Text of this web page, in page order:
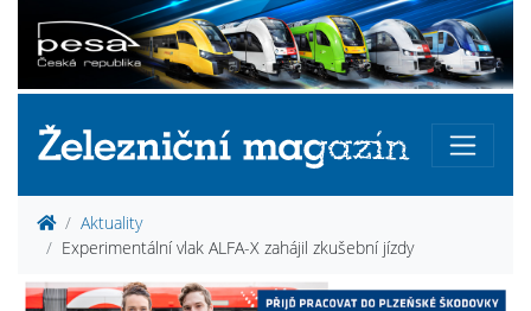
Aktuality
Experimentální vlak ALFA-X zahájil zkušební jízdy